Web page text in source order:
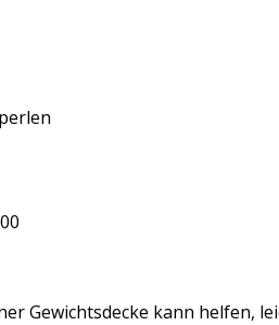
Gewichtsdecke kann helfen,